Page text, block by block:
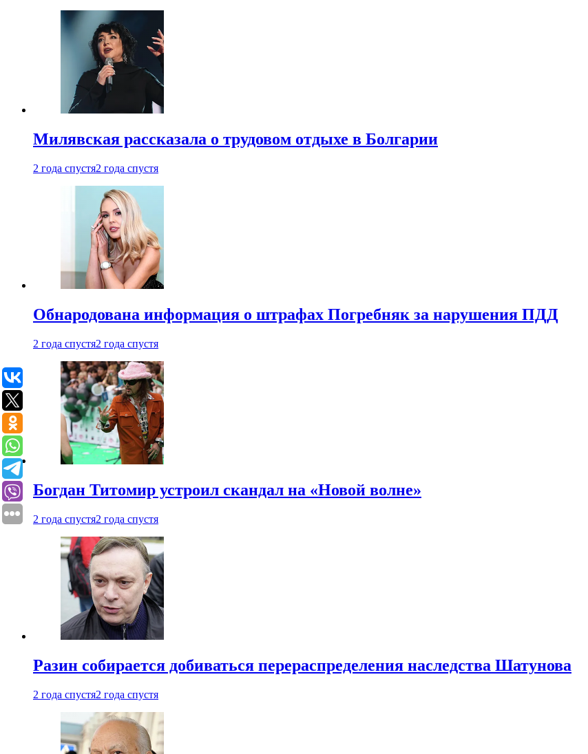
Милявская рассказала о трудовом отдыхе в Болгарии
2 года спустя2 года спустя
Обнародована информация о штрафах Погребняк за нарушения ПДД
2 года спустя2 года спустя
Богдан Титомир устроил скандал на «Новой волне»
2 года спустя2 года спустя
Разин собирается добиваться перераспределения наследства Шатунова
2 года спустя2 года спустя